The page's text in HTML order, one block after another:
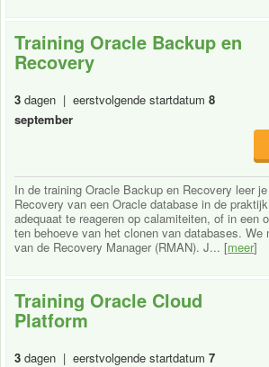
Training Oracle Backup en
Recovery
3 dagen | eerstvolgende startdatum 8
september
In de training Oracle Backup en Recovery leer
Recovery van een Oracle database in de
adequaat te reageren op calamiteiten, of in een
ten behoeve van het clonen van databases. We
van de Recovery Manager (RMAN). J... [meer]
Training Oracle Cloud
Platform
3 dagen | eerstvolgende startdatum 7